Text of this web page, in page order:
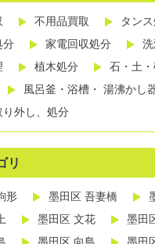
不用品買取 タン
分
家電回収処分
植木処分 石・土
風呂釜・浴槽・ 湯沸かし
り外し、処分
リ
形 墨田区 吾妻橋
墨田区 文花 墨田